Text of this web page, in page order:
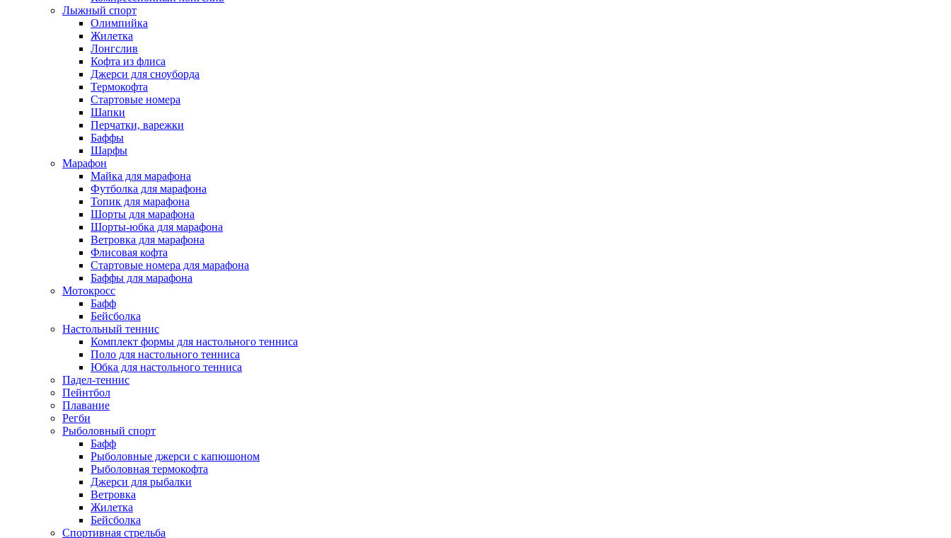
Лыжный спорт
Олимпийка
Жилетка
Лонгслив
Кофта из флиса
Джерси для сноуборда
Термокофта
Стартовые номера
Шапки
Перчатки, варежки
Баффы
Шарфы
Марафон
Майка для марафона
Футболка для марафона
Топик для марафона
Шорты для марафона
Шорты-юбка для марафона
Ветровка для марафона
Флисовая кофта
Стартовые номера для марафона
Баффы для марафона
Мотокросс
Бафф
Бейсболка
Настольный теннис
Комплект формы для настольного тенниса
Поло для настольного тенниса
Юбка для настольного тенниса
Падел-теннис
Пейнтбол
Плавание
Регби
Рыболовный спорт
Бафф
Рыболовные джерси с капюшоном
Рыболовная термокофта
Джерси для рыбалки
Ветровка
Жилетка
Бейсболка
Спортивная стрельба